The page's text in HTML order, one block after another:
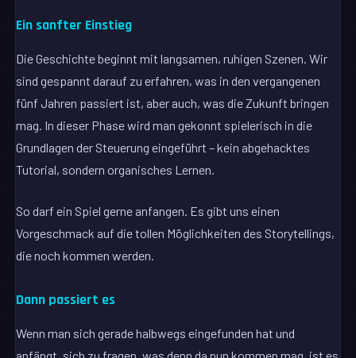
Ein sanfter Einstieg
Die Geschichte beginnt mit langsamen, ruhigen Szenen. Wir
sind gespannt darauf zu erfahren, was in den vergangenen
fünf Jahren passiert ist, aber auch, was die Zukunft bringen
mag. In dieser Phase wird man gekonnt spielerisch in die
Grundlagen der Steuerung eingeführt – kein abgehacktes
Tutorial, sondern organisches Lernen.
So darf ein Spiel gerne anfangen. Es gibt uns einen
Vorgeschmack auf die tollen Möglichkeiten des Storytellings,
die noch kommen werden.
Dann passiert es
Wenn man sich gerade halbwegs eingefunden hat und
anfängt, sich zu fragen, was denn da nun kommen mag, ist es